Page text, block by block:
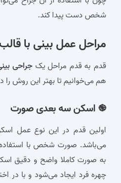
شخص دست پیدا کند.
مراحلعمل بینی با
قدم به قدم مراحل یک جراحی
هم می‌خوانیم تا بهتر این روش را
֎ اسکن سه بعدی صورت
اولین قدم در این نوع عمل
می‌باشد. صورت شخص با
به صورت کاملا واضح و دقیق
چهره فرد ایجاد می‌شود و با در